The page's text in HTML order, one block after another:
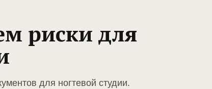
риски для
для ногтевой студии.